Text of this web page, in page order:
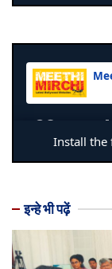
इन्हे भी पढ़ें